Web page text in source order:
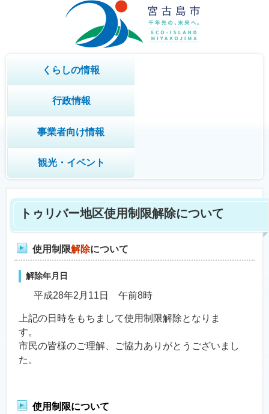
くらしの情報
行政情報
事業者向け情報
観光・イベント
トゥリバー地区使用制限解除について
使用制限解除について
解除年月日
平成28年2月11日 午前8時
上記の日時をもちまして使用制限解除となりま
市民の皆様のご理解、ご協力ありがとうございまし
た。
使用制限について